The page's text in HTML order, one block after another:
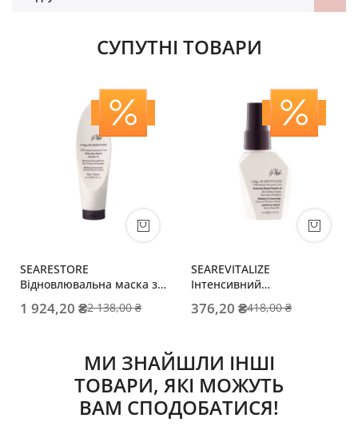
СУПУТНІ ТОВАРИ
SEARESTORE
Відновлювальна маска з
середнього і жорсткого
1 924,20 ₴2 138,00 ₴
SEAREVITALIZE
Інтенсивний
догляд для середнього
376,20 ₴418,00 ₴
МИ ЗНАЙШЛИ ІНШІ
ТОВАРИ, ЯКІ МОЖУТЬ
ВАМ СПОДОБАТИСЯ!